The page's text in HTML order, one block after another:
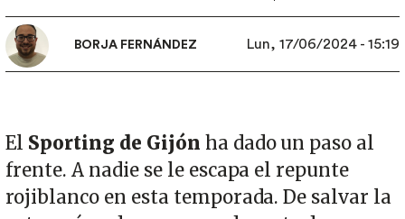
BORJA FERNÁNDEZ Lun, 17/06/2024 - 15:19
El Sporting de Gijón ha dado un paso al
frente. A nadie se le escapa el repunte
rojiblanco en esta temporada. De salvar la